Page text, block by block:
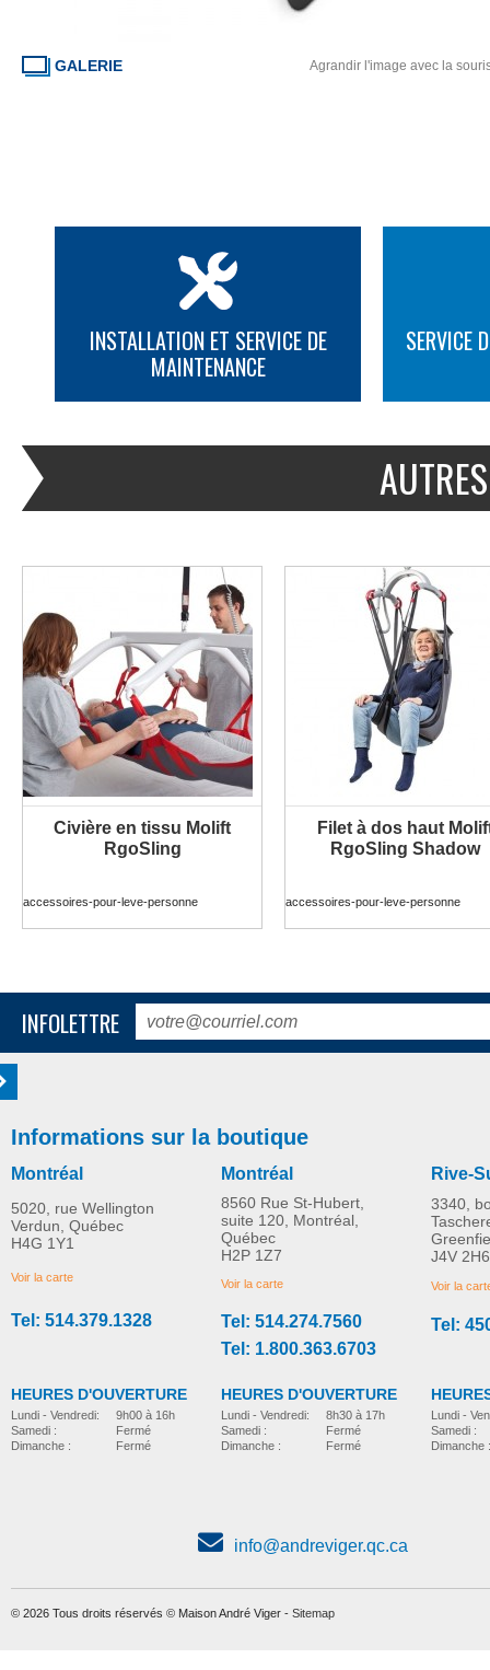
GALERIE Agrandir l'image avec la
INSTALLATION ET SERVICE DE
MAINTENANCE
SERVICE
Civière en tissu Molift
RgoSling
PLUS D'INFORMATION
accessoires-pour-leve-personne
Filet à dos haut
RgoSling Shadow
PLUS D'INFORMATION
accessoires-pour-leve-personne
Filet à dos Moyen Molift
EvoSling Rembourré
PLUS D'INFORMATION
accessoires-pour-leve-personne
Molift EvoSling
PLUS D'INFORMATION
accessoires-pour-leve-personne
PLUS D'INFORMATION
INFOLETTRE
Informations sur la boutique
Montréal
5020, rue Wellington
Verdun, Québec
H4G 1Y1
Voir la carte
Tel: 514.379.1328
HEURES D'OUVERTURE
Lundi - Vendredi:
Samedi :
Dimanche :
9h00 à 16h
Fermé
Fermé
Montréal
8560 Rue St-Hubert,
suite 120, Montréal,
Québec
H2P 1Z7
Voir la carte
Tel: 514.274.7560
Tel: 1.800.363.6703
HEURES D'OUVERTURE
Lundi - Vendredi:
Samedi :
Dimanche :
8h30 à 17h
Fermé
Fermé
Rive-
3340,
J4V 2H6
Voir la
Tel:
Lundi -
Samedi :
Dimanche :
info@andreviger.qc.ca
© 2026 Tous droits réservés © Maison André Viger - Sitemap